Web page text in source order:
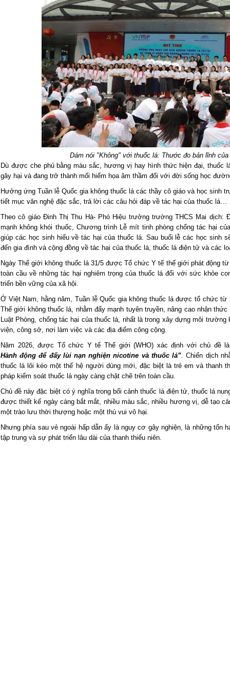
Dám nói "Không" với thuốc lá: Thước đo bản lĩnh
Dù được che phủ bằng màu sắc, hương vị hay hình thức hiện đại, thuốc
gây hại và đang trở thành mối hiểm họa âm thầm đối với đời sống học
Hưởng ứng Tuần lễ Quốc gia không thuốc lá các thầy cô giáo và học sinh
tiết mục văn nghệ đặc sắc, trả lời các câu hỏi đáp về tác hại của thuốc lá…
Theo cô giáo Đinh Thị Thu Hà- Phó Hiệu trưởng trường THCS Mai dịch:
mạnh không khói thuốc, Chương trình Lễ mít tinh phòng chống tác hại
giúp các học sinh hiểu về tác hại của thuốc lá. Sau buổi lễ các học sinh
đến gia đình và cộng đồng về tác hại của thuốc lá, thuốc lá điện tử và các
Ngày Thế giới không thuốc lá 31/5 được Tổ chức Y tế thế giới phát động
toàn cầu về những tác hại nghiêm trọng của thuốc lá đối với sức khỏe
triển bền vững của xã hội.
Ở Việt Nam, hằng năm, Tuần lễ Quốc gia không thuốc lá được tổ chức từ
Thế giới không thuốc lá, nhằm đẩy mạnh tuyên truyền, nâng cao nhận
Luật Phòng, chống tác hại của thuốc lá, nhất là trong xây dựng môi
viện, công sở, nơi làm việc và các địa điểm công cộng.
Năm 2026, được Tổ chức Y tế Thế giới (WHO) xác định với chủ đề
Hành động để đẩy lùi nạn nghiện nicotine và thuốc lá” Chiến dịch
thuốc lá lôi kéo một thế hệ người dùng mới, đặc biệt là trẻ em và thanh
pháp kiểm soát thuốc lá ngày càng chặt chẽ trên toàn cầu.
Chủ đề này đặc biệt có ý nghĩa trong bối cảnh thuốc lá điện tử, thuốc lá
được thiết kế ngày càng bắt mắt, nhiều màu sắc, nhiều hương vị, dễ tạo
một trào lưu thời thượng hoặc một thú vui vô hại.
Nhưng phía sau vẻ ngoài hấp dẫn ấy là nguy cơ gây nghiện, là những tổn
tập trung và sự phát triển lâu dài của thanh thiếu niên.